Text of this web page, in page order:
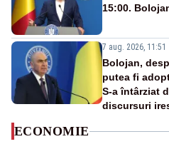
15:00.
7 aug. 2026, 11:51
Bolojan,
putea fi
S-a întârziat
discursuri
ECONOMIE